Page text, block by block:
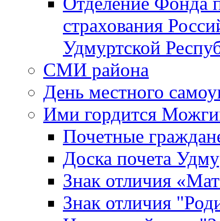
страхования
Удмуртской
СМИ района
День местного
Ими гордится
Почетные
Доска почета
Знак отличия
Знак отличия